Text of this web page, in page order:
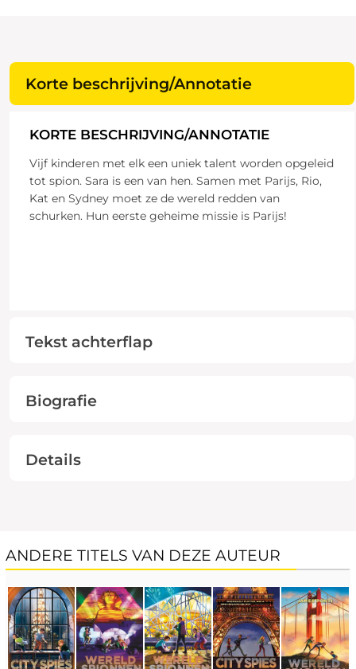
Korte beschrijving/Annotatie
KORTE BESCHRIJVING/ANNOTATIE
Vijf kinderen met elk een uniek talent worden opgeleid
tot spion. Sara is een van hen. Samen met Parijs, Rio,
Kat en Sydney moet ze de wereld redden van
schurken. Hun eerste geheime missie is Parijs!
Tekst achterflap
Biografie
Details
ANDERE TITELS VAN DEZE AUTEUR